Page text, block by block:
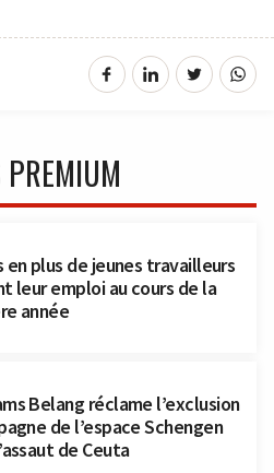
en plus de jeunes travailleurs
leur emploi au cours de la
année
Belang réclame l’exclusion
de l’espace Schengen
de Ceuta